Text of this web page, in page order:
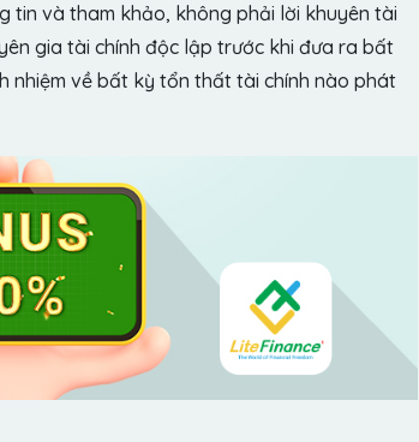
tin và tham khảo, không phải lời khuyên tài
gia tài chính độc lập trước khi đưa ra bất
nhiệm về bất kỳ tổn thất tài chính nào phát